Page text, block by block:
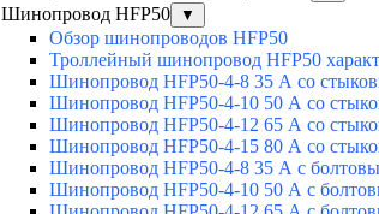
Шинопровод HFP50 ▼
Обзор шинопроводов HFP50
Троллейный шинопровод HFP50
Шинопровод HFP50-4-8 35 А со
Шинопровод HFP50-4-10 50 А со
Шинопровод HFP50-4-12 65 А со
Шинопровод HFP50-4-15 80 А со
Шинопровод HFP50-4-8 35 А с
Шинопровод HFP50-4-10 50 А с